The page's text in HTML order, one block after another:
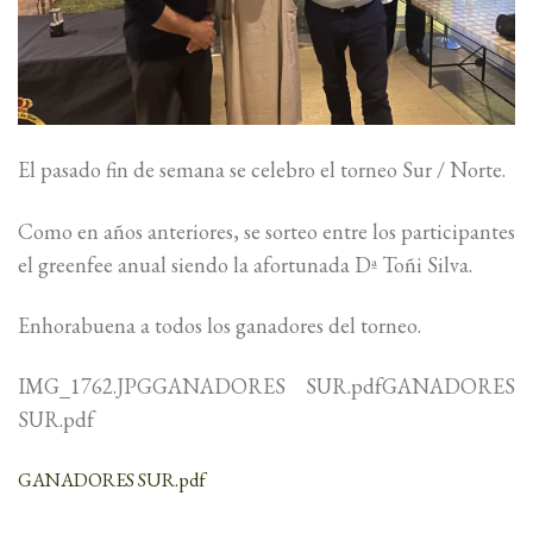
El pasado fin de semana se celebro el torneo Sur / Norte.
Como en años anteriores, se sorteo entre los participantes
el greenfee anual siendo la afortunada Dª Toñi Silva.
Enhorabuena a todos los ganadores del torneo.
IMG_1762.JPGGANADORES SUR.pdfGANADORES
SUR.pdf
GANADORES SUR.pdf